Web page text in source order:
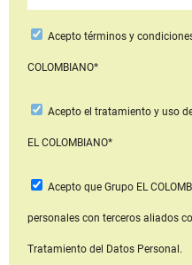
Aceptotérminos y
COLOMBIANO*
Acepto el tratamiento y uso
EL COLOMBIANO*
Acepto que Grupo EL
personales con terceros aliados
Tratamiento del Datos Personal.